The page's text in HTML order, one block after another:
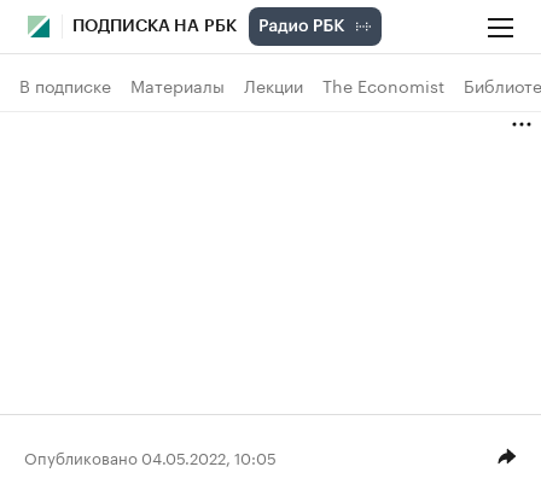
ПОДПИСКА НА РБК
В подписке Материалы Лекции The Economist
Опубликовано 04.05.2022, 10:05